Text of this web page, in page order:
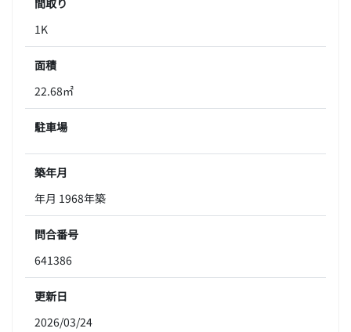
1K
面積
22.68㎡
駐車場
築年月
年月 1968年築
問合番号
641386
更新日
2026/03/24